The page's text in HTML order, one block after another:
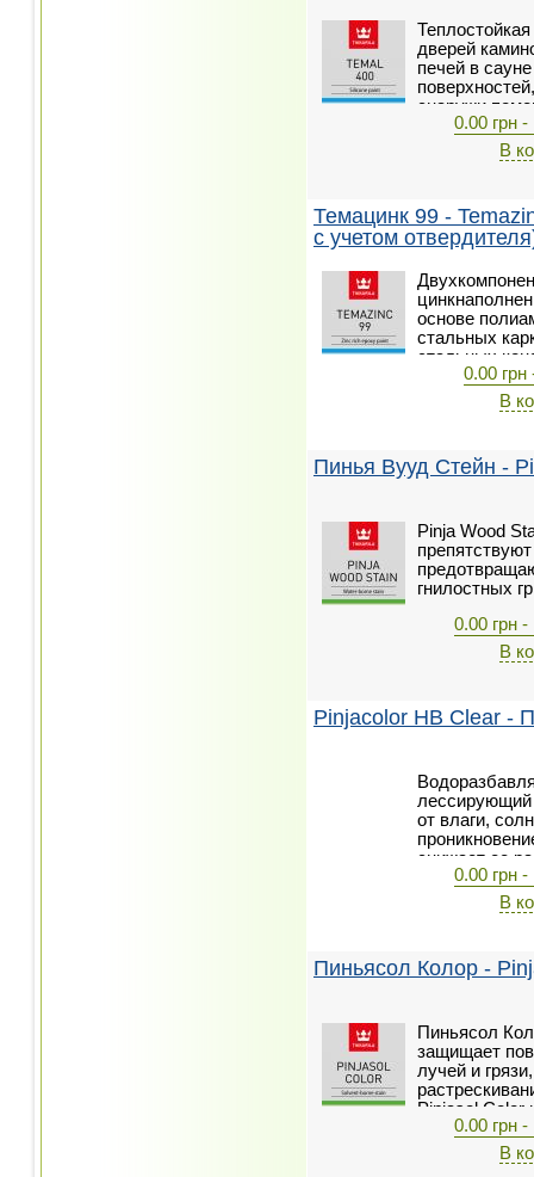
дверей
печей в
снаружи
сухого
стальных
0.00 грн
В
Темацинк 99 -
с учетом
основе
стальных
стальных
и
трубных
0.00 грн
В
Пинья Вууд Стейн -
Pinja Wood
гнилостных
0.00 грн
В
Pinjacolor HB Clear -
лессирующий
от влаги,
снижает ее
0.00 грн
В
Пиньясол Колор -
Пиньясол
защищает
лучей и
Pinjasol Color
различного
особенно
ясень, бук и
0.00 грн
В